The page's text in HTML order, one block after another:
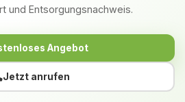
und Entsorgungsnachweis.
Angebot
Jetzt anrufen